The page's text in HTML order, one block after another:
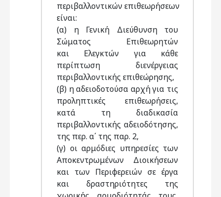
περιβαλλοντικών επιθεωρήσεων
είναι:
(α) η Γενική Διεύθυνση του
Σώματος Επιθεωρητών
και Ελεγκτών για κάθε
περίπτωση διενέργειας
περιβαλλοντικής επιθεώρησης,
(β) η αδειοδοτούσα αρχή για τις
προληπτικές επιθεωρήσεις,
κατά τη διαδικασία
περιβαλλοντικής αδειοδότησης,
της περ. α΄ της παρ. 2,
(γ) οι αρμόδιες υπηρεσίες των
Αποκεντρωμένων Διοικήσεων
και των Περιφερειών σε έργα
και δραστηριότητες της